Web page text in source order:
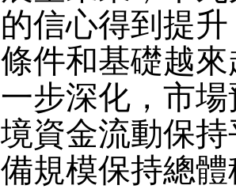
的信心得到提
條件和基礎越
一步深化，市
境資金流動保
備規模保持總